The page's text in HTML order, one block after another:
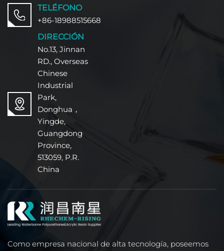
TELÉFONO
+86-18988515668
DIRECCIÓN
No.13, Jinnan
RD., Overseas
Chinese
Industrial
Park,
Donghua，
Yingde,
Guangdong
Province,
513059, P.R.
China
Como empresa nacional de alta tecnología, poseemos